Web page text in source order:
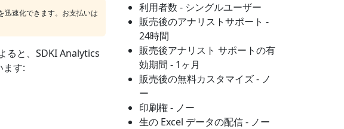
迅速化できます。お支払いは
ると、SDKI Analytics
ます:
利用者数 - シングルユーザー
販売後のアナリストサポート -
24時間
販売後アナリスト サポートの有
効期間 - 1ヶ月
販売後の無料カスタマイズ - ノ
ー
印刷権 - ノー
生の Excel データの配信 - ノー